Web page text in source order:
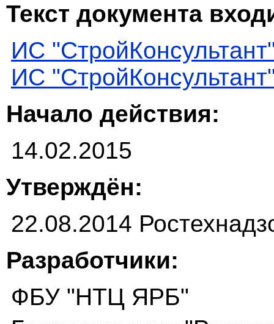
Текст документа
ИС
ИС
Начало действия:
14.02.2015
Утверждён:
22.08.2014
Разработчики:
ФБУ "НТЦ ЯРБ"